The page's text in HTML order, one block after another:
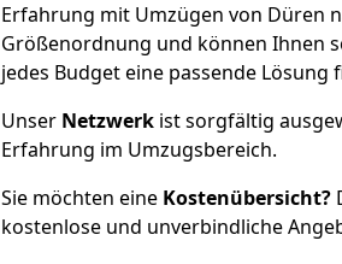
Erfahrung mit Umzügen von Düren
Größenordnung und können Ihnen
jedes Budget eine passende Lösung
Unser Netzwerk ist sorgfältig
Erfahrung im Umzugsbereich.
Sie möchten eine Kostenübersicht?
kostenlose und unverbindliche